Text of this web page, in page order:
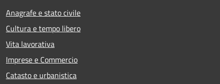
Anagrafe e stato civile
Cultura e tempo libero
Vita lavorativa
Imprese e Commercio
Catasto e urbanistica